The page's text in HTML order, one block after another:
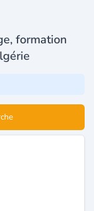
formation